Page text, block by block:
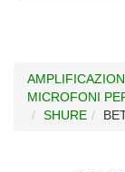
MICROFONI
SHURE